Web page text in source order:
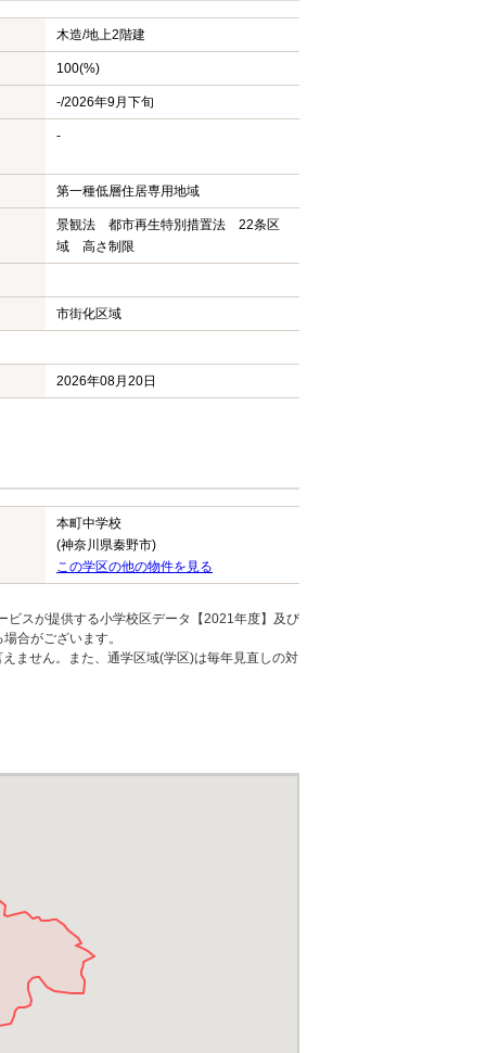
木造/地上2階建
100(%)
-/2026年9月下旬
-
第一種低層住居専用地域
景観法 都市再生特別措置法 22条区
域 高さ制限
市街化区域
2026年08月20日
本町中学校
(神奈川県秦野市)
この学区の他の物件を見る
ビスが提供する小学校区データ【2021年度】及び
合がございます。
ません。また、通学区域(学区)は毎年見直しの対